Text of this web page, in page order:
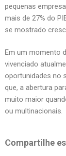
pequenas
mais de 27% do
se mostrado
Em um momento
vivenciado
oportunidades no
que, a abertura
muito maior
ou multinacionais.
Compartilhe